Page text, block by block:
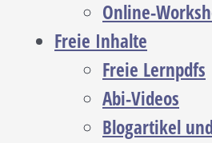
Online-
Freie Inhalte
Freie Lernpdfs
Abi-Videos
Blogartikel